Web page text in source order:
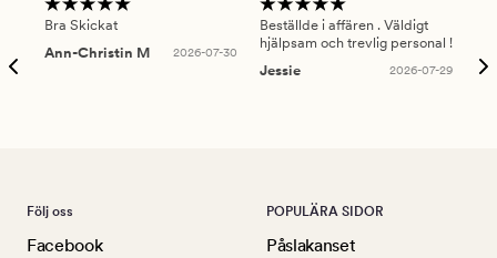
Bra Skickat
Ann-Christin M
2026-07-30
Beställde i affären . Väldigt
hjälpsam och trevlig personal !
Jessie
2026-07-29
Följ oss
Facebook
POPULÄRA SIDOR
Påslakanset